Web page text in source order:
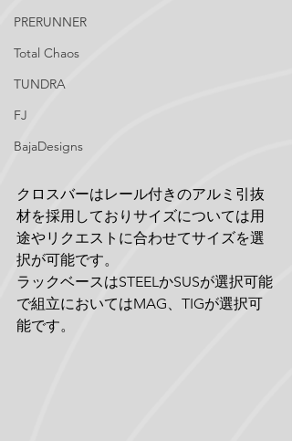
PRERUNNER
Total Chaos
TUNDRA
FJ
BajaDesigns
クロスバーはレール付きのアルミ引抜
材を採用しておりサイズについては用
途やリクエストに合わせてサイズを選
択が可能です。
ラックベースはSTEELかSUSが選択可能
で組立においてはMAG、TIGが選択可
能です。